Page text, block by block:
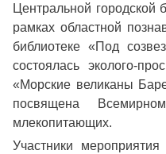
Центральной городской
рамках областной
библиотеке «Под
состоялась эколого-
«Морские великаны
посвящена
млекопитающих.
Участники